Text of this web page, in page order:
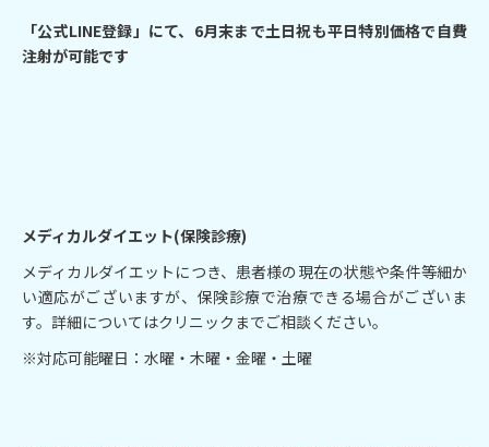
「公式LINE登録」にて、6月末まで土日祝も平日特別価格で自費
注射が可能です
メディカルダイエット(保険診療)
メディカルダイエットにつき、患者様の現在の状態や条件等細か
い適応がございますが、保険診療で治療できる場合がございま
す。詳細についてはクリニックまでご相談ください。
※対応可能曜日：水曜・木曜・金曜・土曜